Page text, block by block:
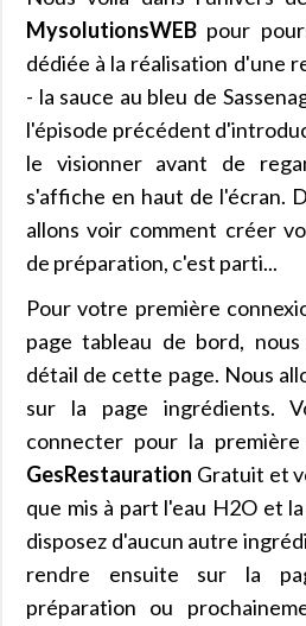
MysolutionsWEB pour
dédiée à la réalisation d'une
- la sauce au bleu de
l'épisode précédent
le visionner avant de
s'affiche en haut de l'écran.
allons voir comment créer
de préparation, c'est parti...
Pour votre première
page tableau de bord,
détail de cette page. Nous
sur la page ingrédients.
connecter pour la
GesRestauration Gratuit et
que mis à part l'eau H2O et
disposez d'aucun autre
rendre ensuite sur la
préparation ou